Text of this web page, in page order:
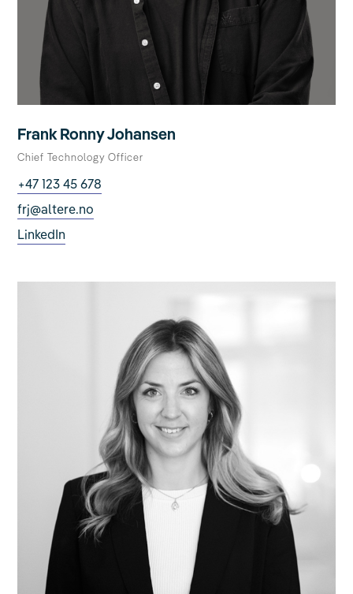
Frank Ronny Johansen
Chief Technology Officer
+47 123 45 678
frj@altere.no
LinkedIn